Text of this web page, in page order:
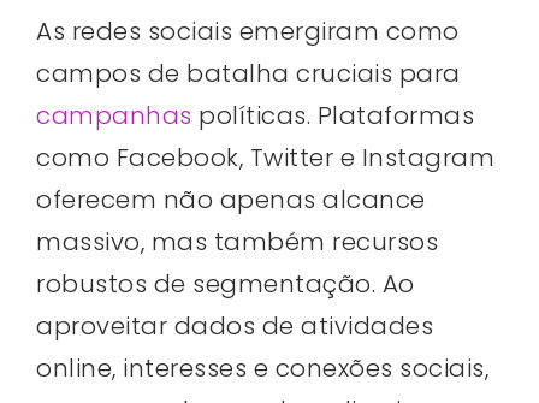
As redes sociais emergiram como
campos de batalha cruciais para
campanhas políticas. Plataformas
como Facebook, Twitter e Instagram
oferecem não apenas alcance
massivo, mas também recursos
robustos de segmentação. Ao
aproveitar dados de atividades
online, interesses e conexões sociais,